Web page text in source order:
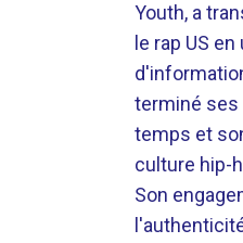
Youth, a
le rap US
terminé ses
temps et
culture hip-
Son